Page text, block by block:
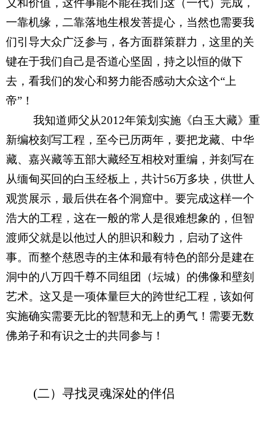
义和价值，这件事能不能在我们这（一代）完成，
一靠机缘，二靠落地生根发菩提心，当然也需要我
们引导大众广泛参与，各方面群策群力，这里的关
键在于我们自己是否道心坚固，持之以恒的做下
去，看我们的发心和努力能否感动大众这个“上
帝”！
我知道师父从2012年策划实施《白玉大藏》重
新编校刻写工程，至今已历两年，要把龙藏、中华
藏、嘉兴藏等五部大藏经互相校对重编，并刻写在
从缅甸买回的白玉经板上，共计56万多块，供世人
观赏展示，最后供在各个洞窟中。要完成这样一个
浩大的工程，这在一般的常人是很难想象的，但智
渡师父就是以他过人的胆识和毅力，启动了这件
事。而整个慈恩寺的主体和最有特色的部分是建在
洞中的八万四千尊不同组团（坛城）的佛像和壁刻
艺术。这又是一项体量巨大的跨世纪工程，该如何
实施确实需要无比的智慧和无上的勇气！需要无数
佛弟子和有识之士的共同参与！
(二）寻找灵魂深处的伴侣